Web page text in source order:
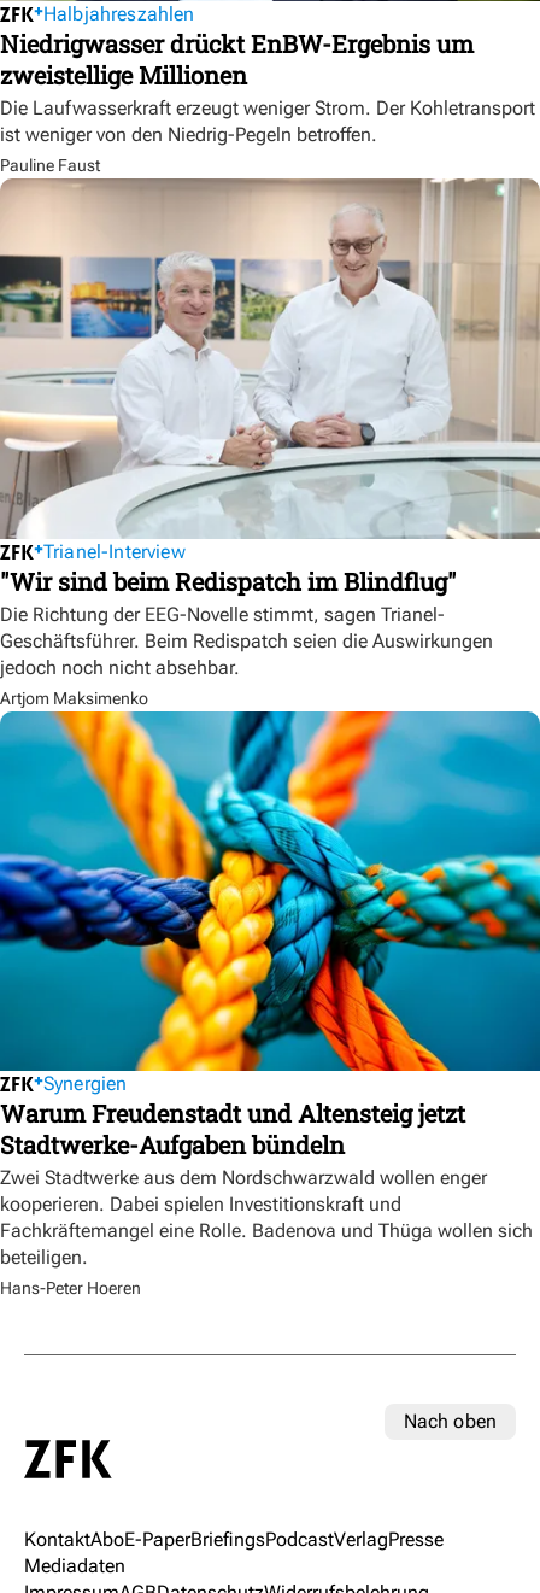
Halbjahreszahlen
Niedrigwasser drückt EnBW-Ergebnis um
zweistellige Millionen
Die Laufwasserkraft erzeugt weniger Strom. Der Kohletransport
ist weniger von den Niedrig-Pegeln betroffen.
Pauline Faust
Trianel-Interview
"Wir sind beim Redispatch im Blindflug"
Die Richtung der EEG-Novelle stimmt, sagen Trianel-
Geschäftsführer. Beim Redispatch seien die Auswirkungen
jedoch noch nicht absehbar.
Artjom Maksimenko
Synergien
Warum Freudenstadt und Altensteig jetzt
Stadtwerke-Aufgaben bündeln
Zwei Stadtwerke aus dem Nordschwarzwald wollen enger
kooperieren. Dabei spielen Investitionskraft und
Fachkräftemangel eine Rolle. Badenova und Thüga wollen sich
beteiligen.
Hans-Peter Hoeren
Nach oben
KontaktAboE-PaperBriefingsPodcastVerlagPresse
Mediadaten